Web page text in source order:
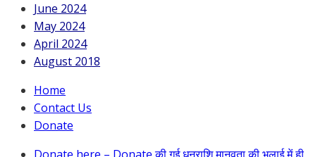
June 2024
May 2024
April 2024
August 2018
Home
Contact Us
Donate